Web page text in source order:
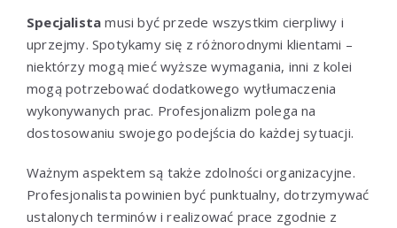
Specjalista musi być przede wszystkim cierpliwy i
uprzejmy. Spotykamy się z różnorodnymi klientami –
niektórzy mogą mieć wyższe wymagania, inni z kolei
mogą potrzebować dodatkowego wytłumaczenia
wykonywanych prac. Profesjonalizm polega na
dostosowaniu swojego podejścia do każdej sytuacji.
Ważnym aspektem są także zdolności organizacyjne.
Profesjonalista powinien być punktualny, dotrzymywać
ustalonych terminów i realizować prace zgodnie z